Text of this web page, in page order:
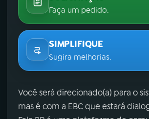
Faça um pedido.
SIMPLIFIQUE
Sugira melhorias.
Você será direcionado(a) para o
mas é com a EBC que estará